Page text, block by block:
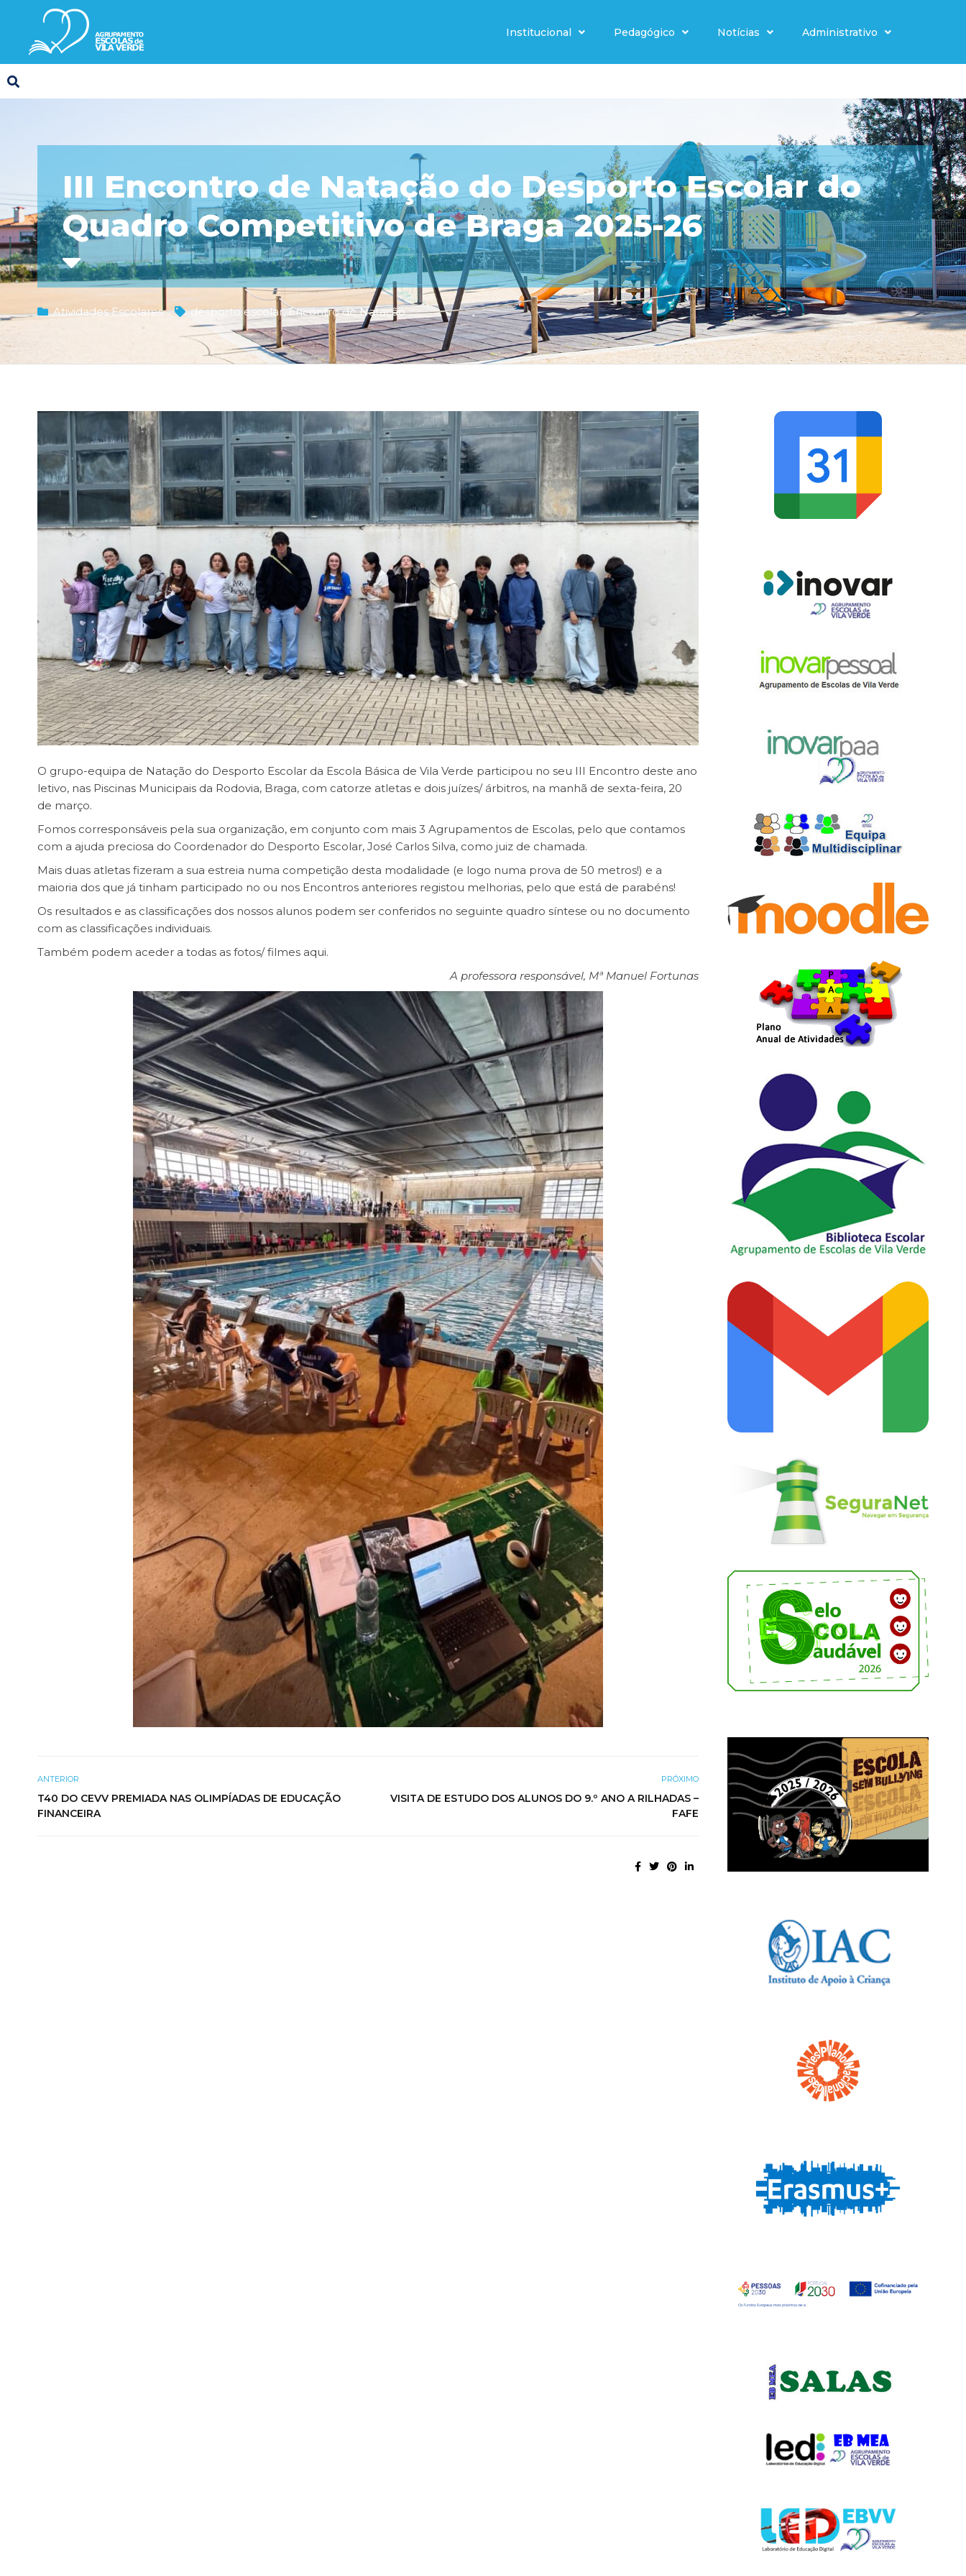
Institucional Pedagógico Notícias Administrativo
III Encontro de Natação do Desporto Escolar do
Quadro Competitivo de Braga 2025-26
Atividades Escolares desporto escolar,Encontro de Natação
O grupo-equipa de Natação do Desporto Escolar da Escola Básica de Vila Verde participou no seu III Encontro deste ano
letivo, nas Piscinas Municipais da Rodovia, Braga, com catorze atletas e dois juízes/ árbitros, na manhã de sexta-feira, 20
de março.
Fomos corresponsáveis pela sua organização, em conjunto com mais 3 Agrupamentos de Escolas, pelo que contamos
com a ajuda preciosa do Coordenador do Desporto Escolar, José Carlos Silva, como juiz de chamada.
Mais duas atletas fizeram a sua estreia numa competição desta modalidade (e logo numa prova de 50 metros!) e a
maioria dos que já tinham participado no ou nos Encontros anteriores registou melhorias, pelo que está de parabéns!
Os resultados e as classificações dos nossos alunos podem ser conferidos no seguinte quadro síntese ou no documento
com as classificações individuais.
Também podem aceder a todas as fotos/ filmes aqui.
A professora responsável, Mª Manuel Fortunas
ANTERIOR
T40 DO CEVV PREMIADA NAS OLIMPÍADAS DE EDUCAÇÃO
FINANCEIRA
PRÓXIMO
VISITA DE ESTUDO DOS ALUNOS DO 9.º ANO A RILHADAS –
FAFE